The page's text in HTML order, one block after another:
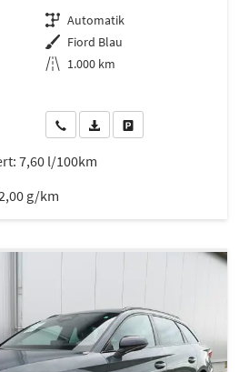
Getriebe Automatik
Außenfarbe Fiord Blau
Kilometerstand 1.000 km
Wir rufen Sie anFahrzeugexposé (PDF)
7,60 l/100km
g/km